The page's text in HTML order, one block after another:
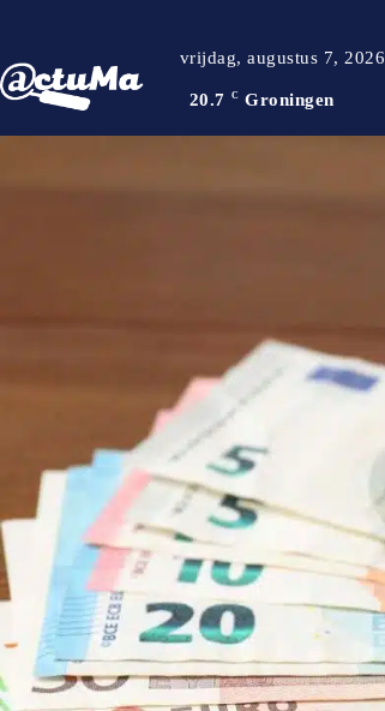
vrijdag, augustus 7, 2026
20.7 C Groningen